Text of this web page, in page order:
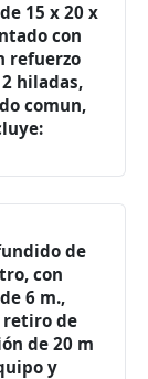
15 x 20 x
con
refuerzo
hiladas,
comun,
de
con
6 m.,
retiro de
de 20 m
y